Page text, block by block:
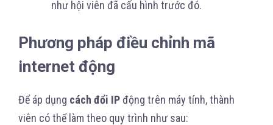
như hội viên đã cấu hình trước đó.
Phương pháp điều chỉnh mã
internet động
Để áp dụng cách đổi IPđộng trên máy tính, thành
viên có thể làm theo quy trình như sau: